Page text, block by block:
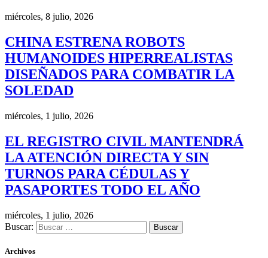
miércoles, 8 julio, 2026
CHINA ESTRENA ROBOTS
HUMANOIDES HIPERREALISTAS
DISEÑADOS PARA COMBATIR LA
SOLEDAD
miércoles, 1 julio, 2026
EL REGISTRO CIVIL MANTENDRÁ
LA ATENCIÓN DIRECTA Y SIN
TURNOS PARA CÉDULAS Y
PASAPORTES TODO EL AÑO
miércoles, 1 julio, 2026
Buscar:
Archivos